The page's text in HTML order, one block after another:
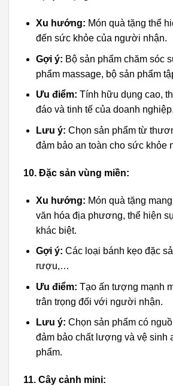
Xu hướng: Món quà tặng thể
đến sức khỏe của người nhận.
Gợi ý: Bộ sản phẩm chăm sóc
phẩm massage, bộ sản phẩm
Ưu điểm: Tính hữu dụng cao,
đáo và tinh tế của doanh nghiệp.
Lưu ý: Chọn sản phẩm từ
đảm bảo an toàn cho sức khỏe
10. Đặc sản vùng miền:
Xu hướng: Món quà tặng
văn hóa địa phương, thể hiện
khác biệt.
Gợi ý: Các loại bánh kẹo đặc
rượu,…
Ưu điểm: Tạo ấn tượng mạnh
trân trọng đối với người nhận.
Lưu ý: Chọn sản phẩm có
đảm bảo chất lượng và vệ sinh
phẩm.
11. Cây cảnh mini: